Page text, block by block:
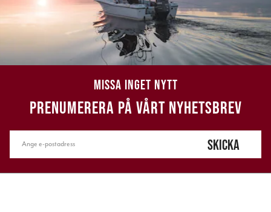
MISSA INGET NYTT
PRENUMERERA PÅ VÅRT NYHETSBREV
SKICKA